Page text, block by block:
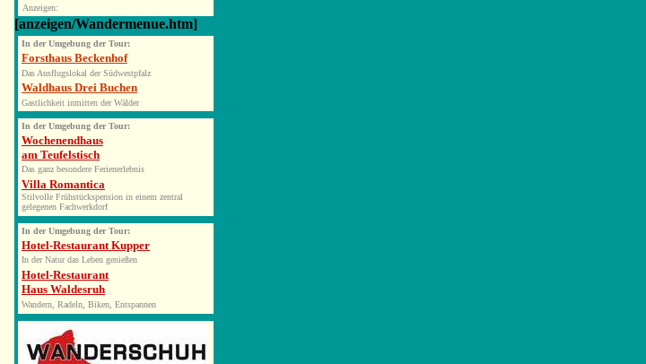
Anzeigen:
[anzeigen/Wandermenue.htm]
In der Umgebung der Tour:
Forsthaus Beckenhof
Das Ausflugslokal der Südwestpfalz
Waldhaus Drei Buchen
Gastlichkeit inmitten der Wälder
In der Umgebung der Tour:
Wochenendhaus
am Teufelstisch
Das ganz besondere Ferienerlebnis
Villa Romantica
Stilvolle Frühstückspension in einem zentral
gelegenen Fachwerkdorf
In der Umgebung der Tour:
Hotel-Restaurant Kupper
In der Natur das Leben genießen
Hotel-Restaurant
Haus Waldesruh
Wandern, Radeln, Biken, Entspannen